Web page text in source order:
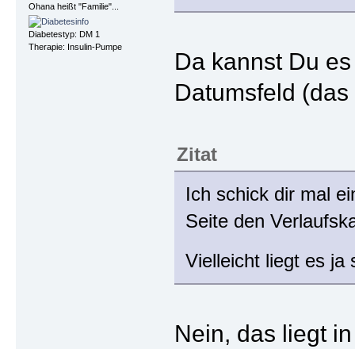
Ohana heißt "Familie"...
Diabetestyp: DM 1
Therapie: Insulin-Pumpe
Da kannst Du
Datumsfeld
Zitat
Ich schick dir mal
Seite den
Vielleicht liegt es ja
Nein, das liegt